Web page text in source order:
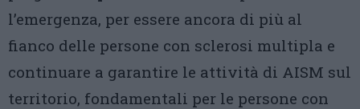
l’emergenza, per essere ancora di più al
fianco delle persone con sclerosi multipla e
continuare a garantire le attività di AISM sul
territorio, fondamentali per le persone con